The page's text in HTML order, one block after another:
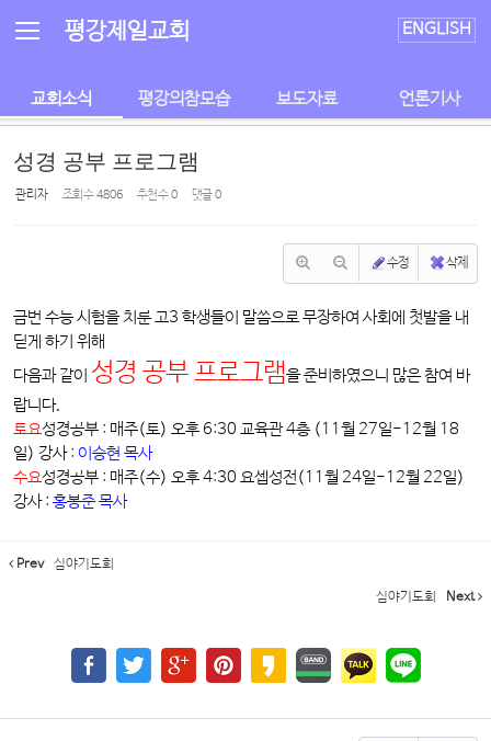
평강제일교회 ENGLISH
교회소식 평강의참모습 보도자료 언론기사
성경 공부 프로그램
관리자 조회 수4806 추천 수0 댓글0
수정 삭제
금번 수능 시험을 치룬 고3 학생들이 말씀으로 무장하여 사회에 첫발을 내
딛게 하기 위해
다음과 같이 성경 공부 프로그램을 준비하였으니 많은 참여 바
랍니다.
토요성경공부 : 매주(토) 오후 6:30 교육관 4층 (11월 27일-12월 18
일) 강사 : 이승현 목사
수요성경공부 : 매주(수) 오후 4:30 요셉성전(11월 24일-12월 22일)
강사 : 홍봉준 목사
Prev 심야기도회
심야기도회 Next